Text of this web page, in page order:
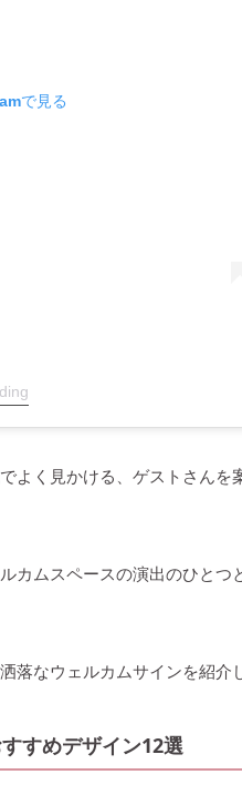
で見る
よく見かける、ゲストさんを
カムスペースの演出のひとつ
落なウェルカムサインを紹介
すめデザイン12選